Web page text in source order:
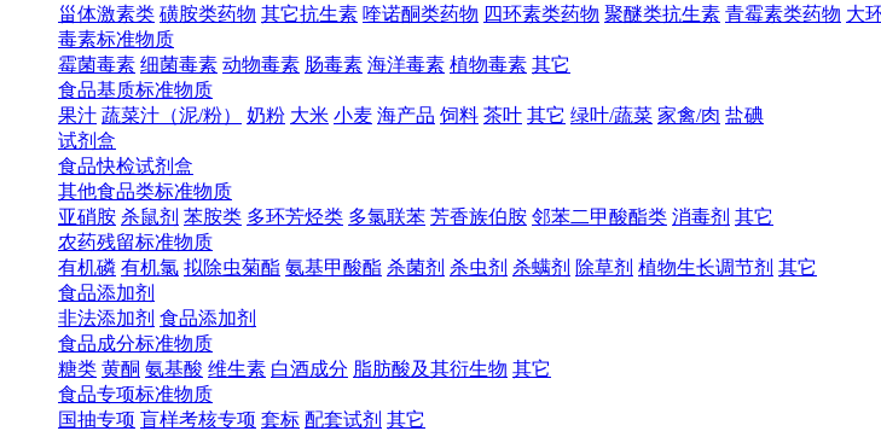
甾体激素类 磺胺类药物 其它抗生素 喹诺酮类药物 四环素类药物 聚醚类抗生素 青霉素类药物 大
毒素标准物质
霉菌毒素 细菌毒素 动物毒素 肠毒素 海洋毒素 植物毒素 其它
食品基质标准物质
果汁 蔬菜汁（泥/粉） 奶粉 大米 小麦 海产品 饲料 茶叶 其它 绿叶/蔬菜 家禽/肉 盐碘
试剂盒
食品快检试剂盒
其他食品类标准物质
亚硝胺 杀鼠剂 苯胺类 多环芳烃类 多氯联苯 芳香族伯胺 邻苯二甲酸酯类 消毒剂 其它
农药残留标准物质
有机磷 有机氯 拟除虫菊酯 氨基甲酸酯 杀菌剂 杀虫剂 杀螨剂 除草剂 植物生长调节剂 其它
食品添加剂
非法添加剂 食品添加剂
食品成分标准物质
糖类 黄酮 氨基酸 维生素 白酒成分 脂肪酸及其衍生物 其它
食品专项标准物质
国抽专项 盲样考核专项 套标 配套试剂 其它